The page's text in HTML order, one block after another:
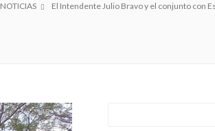
NOTICIAS El Intendente Julio Bravo y el conjunto con